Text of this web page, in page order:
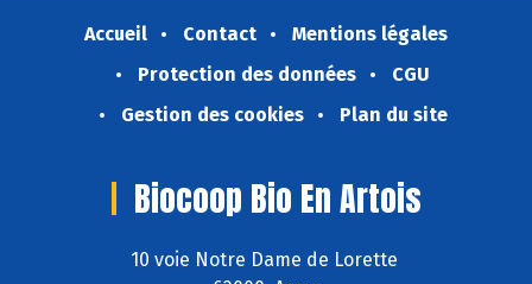
Accueil Contact
Mentions légales
Protection des données
CGU
Gestion des cookies
Plan du site
Biocoop Bio En Artois
10 voie Notre Dame de Lorette